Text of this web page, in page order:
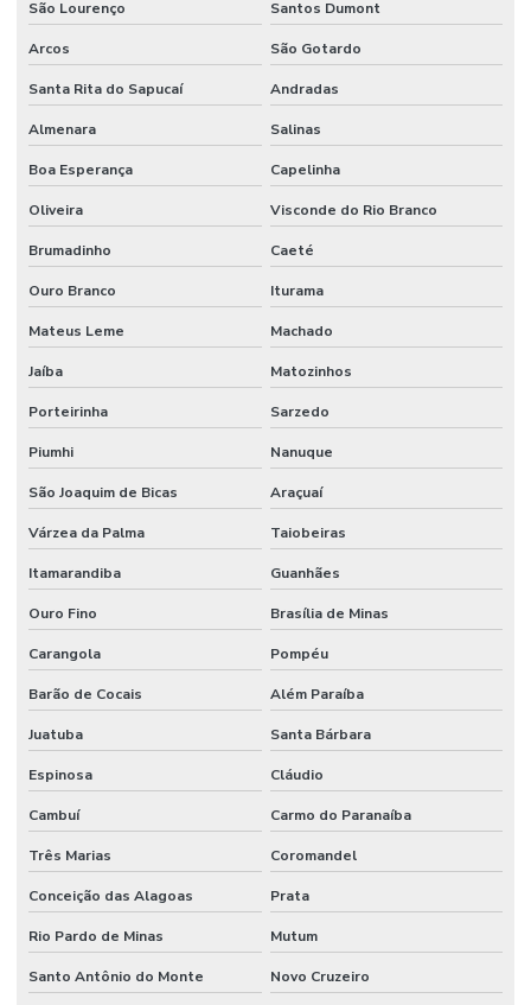
Pintura Epóxi Para Áreas Comerciais
Pintura Epóxi Para Concreto
Pintura Epóxi Para Indústria
Pintura Epóxi Para Piso
Pintura Epoxi Piso
Pintura Epoxi Piso Industrial
Pintura Epóxi Rápida Secagem
Pintura Epóxi Rápida Secagem Minas Gerais
Pintura Piso Industrial
Pintura Poliuretano De Alta Performance
Pintura Poliuretano Em Minas Gerais
Pintura Poliuretano Em São Paulo
Pintura Poliuretano Impermeável Para Piso
Pintura Poliuretano Para Concreto
Pintura Poliuretano Resistência A Químicos
Piso Antiderrapante Lapidado
Piso Autonivelante
Piso Autonivelante De Epóxi
Piso Autonivelante Em Cimento
São Lourenço Santos Dumont
Arcos São Gotardo
Santa Rita do Sapucaí Andradas
Almenara Salinas
Boa Esperança Capelinha
Oliveira Visconde do Rio Branco
Brumadinho Caeté
Ouro Branco Iturama
Mateus Leme Machado
Jaíba Matozinhos
Porteirinha Sarzedo
Piumhi Nanuque
São Joaquim de Bicas Araçuaí
Várzea da Palma Taiobeiras
Itamarandiba Guanhães
Ouro Fino Brasília de Minas
Carangola Pompéu
Barão de Cocais Além Paraíba
Juatuba Santa Bárbara
Espinosa Cláudio
Cambuí Carmo do Paranaíba
Três Marias Coromandel
Conceição das Alagoas Prata
Rio Pardo de Minas Mutum
Santo Antônio do Monte Novo Cruzeiro